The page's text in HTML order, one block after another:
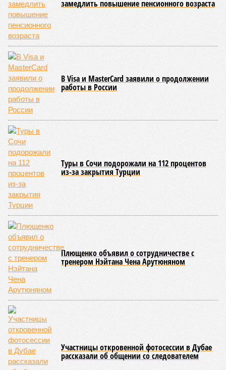
замедлить повышение пенсионного возраста
В Visa и MasterCard заявили о продолжении
работы в России
Туры в Сочи подорожали на 112 процентов
из-за закрытия Турции
Плющенко объявил о сотрудничестве с
тренером Нэйтана Чена Арутюняном
Участницы откровенной фотосессии в Дубае
рассказали об общении со следователем